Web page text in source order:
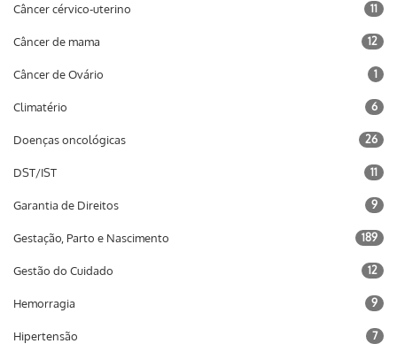
Câncer cérvico-uterino 11
Câncer de mama 12
Câncer de Ovário 1
Climatério 6
Doenças oncológicas 26
DST/IST 11
Garantia de Direitos 9
Gestação, Parto e Nascimento 189
Gestão do Cuidado 12
Hemorragia 9
Hipertensão 7